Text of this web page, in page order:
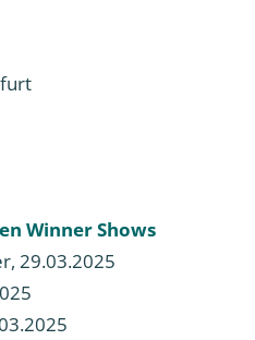
Winner Shows
29.03.2025